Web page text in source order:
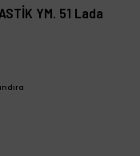
YM. 51 Lada